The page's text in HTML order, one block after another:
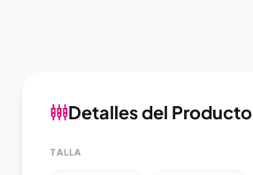
Detalles del Producto
TALLA